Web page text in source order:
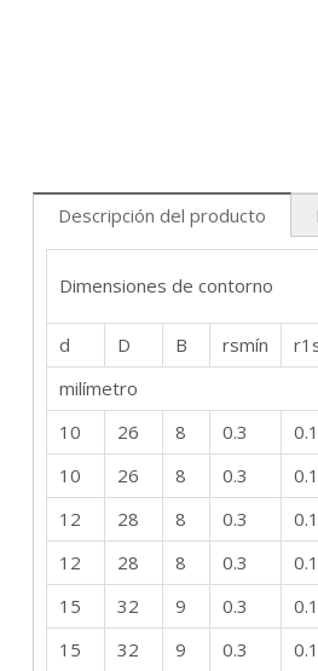
Descripción del producto
Dimensiones de contorno
d D B rsmín
milímetro
10
26 8 0.3
10
26 8 0.3
12
28 8 0.3
12
28 8 0.3
15
32 9 0.3
15
32 9 0.3